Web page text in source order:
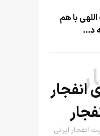
با هم
د...
انفجار
ایرانی